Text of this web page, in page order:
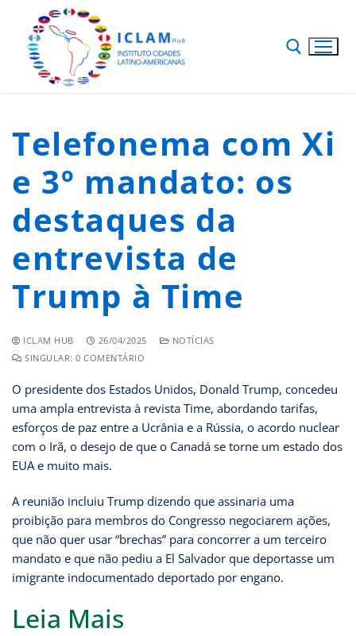
Telefonema com Xi
e 3º mandato: os
destaques da
entrevista de
Trump à Time
ICLAM HUB 26/04/2025
NOTÍCIAS
SINGULAR: 0 COMENTÁRIO
O presidente dos Estados Unidos, Donald Trump, concedeu
uma ampla entrevista à revista Time, abordando tarifas,
esforços de paz entre a Ucrânia e a Rússia, o acordo nuclear
com o Irã, o desejo de que o Canadá se torne um estado dos
EUA e muito mais.
A reunião incluiu Trump dizendo que assinaria uma
proibição para membros do Congresso negociarem ações,
que não quer usar “brechas” para concorrer a um terceiro
mandato e que não pediu a El Salvador que deportasse um
imigrante indocumentado deportado por engano.
Leia Mais